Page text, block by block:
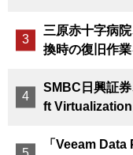
三原赤十字病
換時の復旧作
SMBC日興証
ft Virtualization
「Veeam